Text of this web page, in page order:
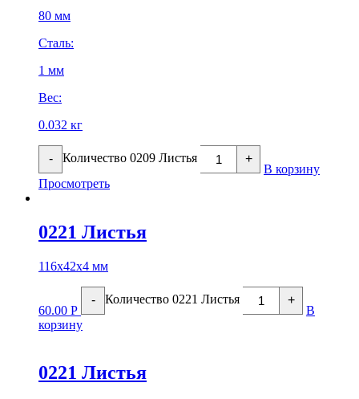
80 мм
Сталь:
1 мм
Вес:
0.032 кг
- Количество 0209 Листья +
В корзину
Просмотреть
0221 Листья
116х42х4 мм
60.00 Р
- Количество 0221 Листья +
В
корзину
0221 Листья